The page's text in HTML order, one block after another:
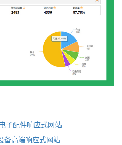
子配件响应式网站
备高端响应式网站